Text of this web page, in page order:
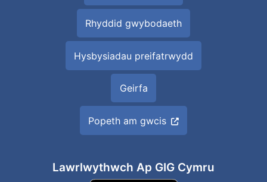
Rhyddid gwybodaeth
Hysbysiadau preifatrwydd
Geirfa
Popeth am gwcis
Lawrlwythwch Ap GIG Cymru